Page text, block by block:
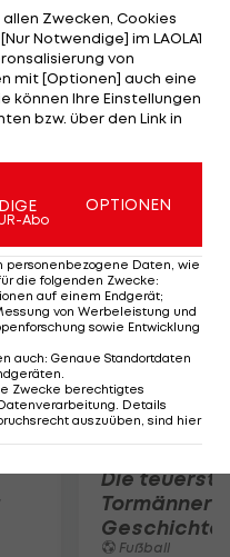
Grödig den Punkt.
den FC Lustenau
nichts, sie muss sich
Altach holt in Linz
sich von
Die
Tormänner
Geschichte
Fußball
Zwecken, Cookies
Notwendige] im LAOLA1
von
mit [Optionen] auch eine
können Ihre Einstellungen
bzw. über den Link in
Abo
OPTIONEN
personenbezogene Daten, wie
die folgenden Zwecke:
auf einem Endgerät;
von Werbeleistung und
sowie Entwicklung
auch: Genaue Standortdaten
.
Zwecke berechtigtes
Details
auszuüben, sind hier